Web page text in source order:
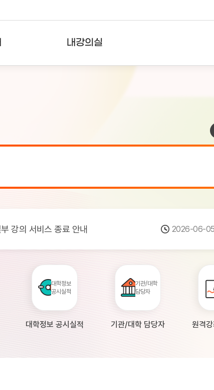
내강의실
검 안내(7월 24일 19:00 ~ 7월... 2026-07-
강의 서비스 종료 안내 2026-06-
학의 원격강좌 현황 조사 안내(자주묻... 2026-04-
대학정보
공시실적
대학정보 공시실적
기관/대학
담당자
기관/대학 담당자 원격